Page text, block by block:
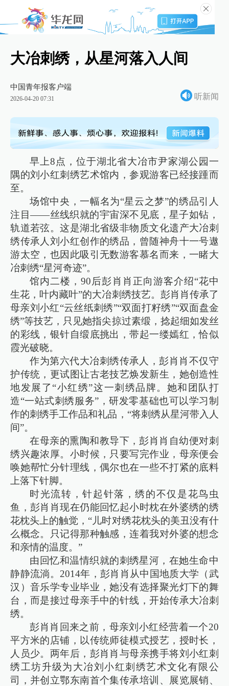
大冶刺绣，从星河落入人间
中国青年报客户端
2026-04-20 07:31 听新闻
早上8点，位于湖北省大冶市尹家湖公园一
隅的刘小红刺绣艺术馆内，参观游客已经接踵而
至。
场馆中央，一幅名为“星云之梦”的绣品引人
注目——丝线织就的宇宙深不见底，星子如钻，
轨道若弦。这是湖北省级非物质文化遗产大冶刺
绣传承人刘小红创作的绣品，曾随神舟十一号遨
游太空，也因此吸引无数游客慕名而来，一睹大
冶刺绣“星河奇迹”。
馆内二楼，90后彭肖肖正向游客介绍“花中
生花，叶内藏叶”的大冶刺绣技艺。彭肖肖传承了
母亲刘小红“云丝纸刺绣”“双面打籽绣”“双面盘金
绣”等技艺，只见她指尖掠过素缎，捻起细如发丝
的彩线，银针自缎底挑出，带起一缕嫣红，恰似
霞光破晓。
作为第六代大冶刺绣传承人，彭肖肖不仅守
护传统，更试图让古老技艺焕发新生，她创造性
地发展了“小红绣”这一刺绣品牌。她和团队打
造“一站式刺绣服务”，研发零基础也可以学习制
作的刺绣手工作品和礼品，“将刺绣从星河带入人
间”。
在母亲的熏陶和教导下，彭肖肖自幼便对刺
绣兴趣浓厚。小时候，只要写完作业，母亲便会
唤她帮忙分针理线，偶尔也在一些不打紧的底料
上落下针脚。
时光流转，针起针落，绣的不仅是花鸟虫
鱼，彭肖肖现在仍能回忆起小时枕在外婆绣的绣
花枕头上的触觉，“儿时对绣花枕头的美丑没有什
么概念。只记得那种触感，连着我对外婆的想念
和亲情的温度。”
由回忆和温情织就的刺绣星河，在她生命中
静静流淌。2014年，彭肖肖从中国地质大学（武
汉）音乐学专业毕业，她没有选择聚光灯下的舞
台，而是接过母亲手中的针线，开始传承大冶刺
绣。
彭肖肖回来之前，母亲刘小红经营着一个20
平方米的店铺，以传统师徒模式授艺，授时长，
人员少。两年后，彭肖肖与母亲携手将刘小红刺
绣工坊升级为大冶刘小红刺绣艺术文化有限公
司，并创立鄂东南首个集传承培训、展览展销、